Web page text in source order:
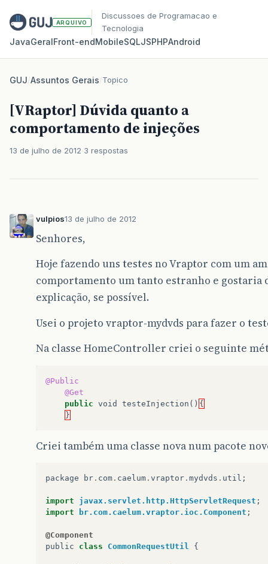
ARQUIVO
Discussoes de Programacao e
Tecnologia
JavaGeralFront‑endMobileSQLJSPHPAndroid
GUJ/Assuntos Gerais/Topico
[VRaptor] Dúvida quanto a
comportamento de injeções
13 de julho de 2012 3 respostas
vulpios13 de julho de 2012
Senhores,
Hoje fazendo uns testes no Vraptor com um
comportamento um tanto estranho e gostaria
explicação, se possível.
Usei o projeto vraptor-mydvds para fazer o
Na classe HomeController criei o seguinte
@Public
@Get
public void testeInjection () {
}
Criei também uma classe nova num pacote
package br . com . caelum . vraptor . mydvds . util ;
import javax.servlet.http.HttpServletRequest ;
import
br.com.caelum.vraptor.ioc.Component ;
@Component
public
class CommonRequestUtil {